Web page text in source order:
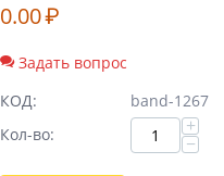
0.00₽
Задать вопрос
КОД:
band-1267
Кол-во:
+
−